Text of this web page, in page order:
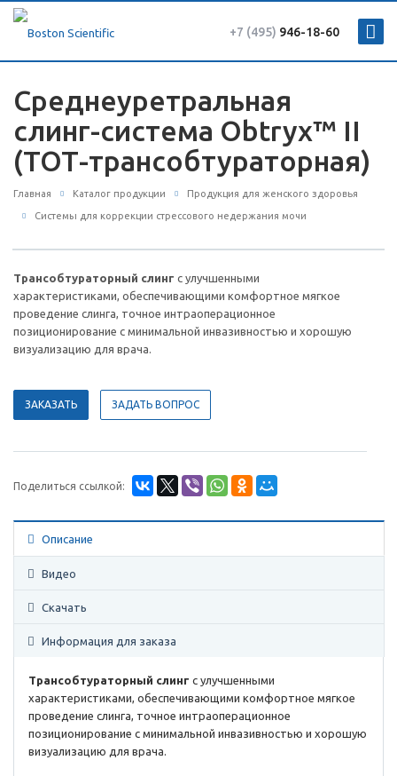
+7 (495) 946-18-60
Среднеуретральная
слинг-система Obtryx™ II
(ТОТ-трансобтураторная)
Главная Каталог продукции Продукция для женского здоровья
Системы для коррекции стрессового недержания мочи
Трансобтураторный слинг с улучшенными
характеристиками, обеспечивающими комфортное мягкое
проведение слинга, точное интраоперационное
позиционирование с минимальной инвазивностью и хорошую
визуализацию для врача.
ЗАКАЗАТЬ ЗАДАТЬ ВОПРОС
Поделиться ссылкой:
Описание
Видео
Скачать
Информация для заказа
Трансобтураторный слинг с улучшенными
характеристиками, обеспечивающими комфортное мягкое
проведение слинга, точное интраоперационное
позиционирование с минимальной инвазивностью и хорошую
визуализацию для врача.